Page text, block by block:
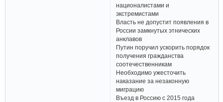
националистами и
экстремистами
Власть не допустит появления в
России замкнутых этнических
анклавов
Путин поручил ускорить порядок
получения гражданства
соотечественникам
Необходимо ужесточить
наказание за незаконную
миграцию
Въезд в Россию с 2015 года